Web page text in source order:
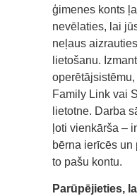
ģimenes konts
nevēlaties, lai
neļaus
lietošanu.
Family Link vai
lietotne. Darba
ļoti vienkārša –
bērna ierīcēs
to pašu kontu.
Parūpējieties,